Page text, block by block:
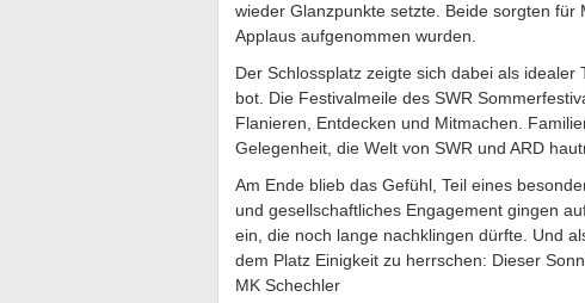
wieder Glanzpunkte setzte. Beide sorgten
Applaus aufgenommen wurden.
Der Schlossplatz zeigte sich dabei als
bot. Die Festivalmeile des SWR
Flanieren, Entdecken und Mitmachen.
Gelegenheit, die Welt von SWR und ARD
Am Ende blieb das Gefühl, Teil eines
und gesellschaftliches Engagement gingen
ein, die noch lange nachklingen dürfte. Und
dem Platz Einigkeit zu herrschen: Dieser
MK Schechler